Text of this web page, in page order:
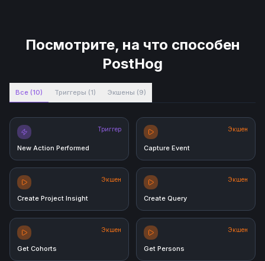
Посмотрите, на что способен
PostHog
Все (10) Триггеры (1) Экшены (9)
Триггер
New Action Performed
Экшен
Capture Event
Экшен
Create Project Insight
Экшен
Create Query
Экшен
Get Cohorts
Экшен
Get Persons